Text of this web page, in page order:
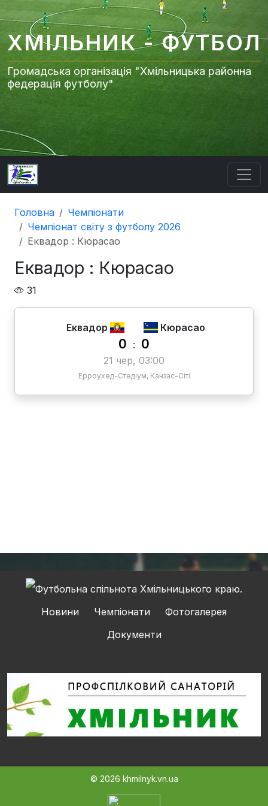
ХМІЛЬНИК - ФУТБОЛ
Громадська організація "Хмільницька районна
федерація футболу"
Головна
Чемпіонати
Чемпіонат світу з футболу 2026
Еквадор : Кюрасао
Еквадор : Кюрасао
31
Еквадор Кюрасао
0 : 0
21 чер, 03:00
Ерроухед-Стедіум, Канзас-Сіті
Новини Чемпіонати
Фотогалерея
Документи
© 2026 khmilnyk.vn.ua